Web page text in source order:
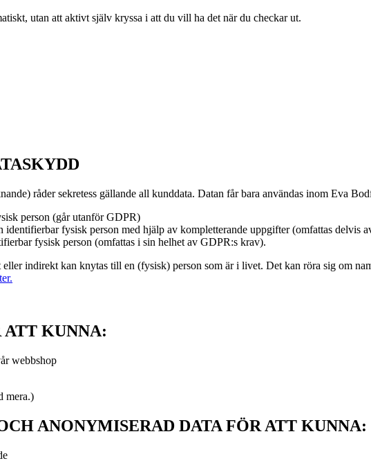
utan att aktivt själv kryssa i att du vill ha det när du checkar ut.
råder sekretess gällande all kunddata. Datan får bara användas inom Eva
person (går utanför GDPR)
fysisk person med hjälp av kompletterande uppgifter (omfattas delvis
fysisk person (omfattas i sin helhet av GDPR:s krav).
indirekt kan knytas till en (fysisk) person som är i livet. Det kan röra sig om
ATT KUNNA:
webbshop
mera.)
ANONYMISERAD DATA FÖR ATT KUNNA: